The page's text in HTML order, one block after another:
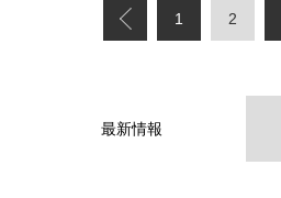
1 2
最新情報